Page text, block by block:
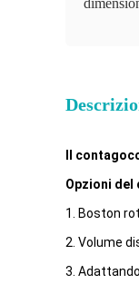
Il
Opzioni del
1. Boston
2. Volume
3.